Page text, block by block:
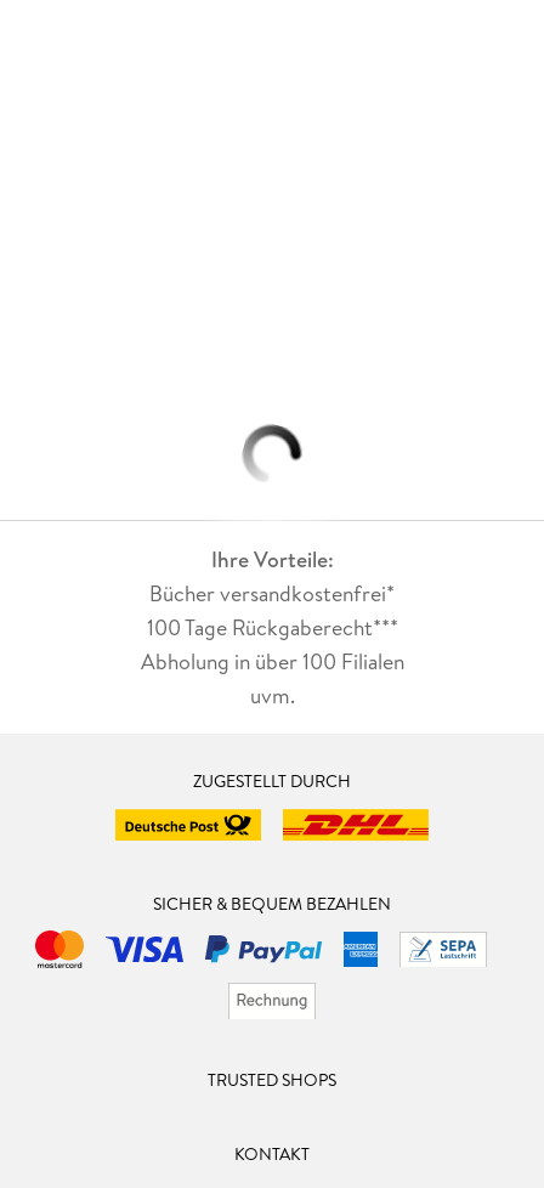
Ihre Vorteile:
Bücher versandkostenfrei*
100 Tage Rückgaberecht***
Abholung in über 100 Filialen
uvm.
ZUGESTELLT DURCH
SICHER & BEQUEM BEZAHLEN
TRUSTED SHOPS
KONTAKT